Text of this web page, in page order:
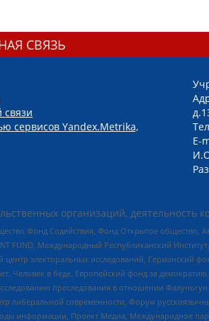
СВЯЗЬ
связи
сервисов Yandex.Metrika,
E-
организаций, деятельность
Фонд Содействия, Фонд Открытое
FUND, Международный Республиканский
электоральных исследований,
Человек в беде, Европейский фонд за
преследования в отношении
либеральной современности, Форум
информации, Проект Медиа, Международное